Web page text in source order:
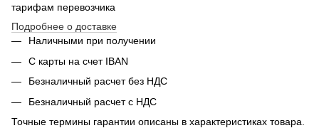
тарифам перевозчика
Подробнее о доставке
Наличными при получении
С карты на счет IBAN
Безналичный расчет без НДС
Безналичный расчет с НДС
Точные термины гарантии описаны в характеристиках товара.